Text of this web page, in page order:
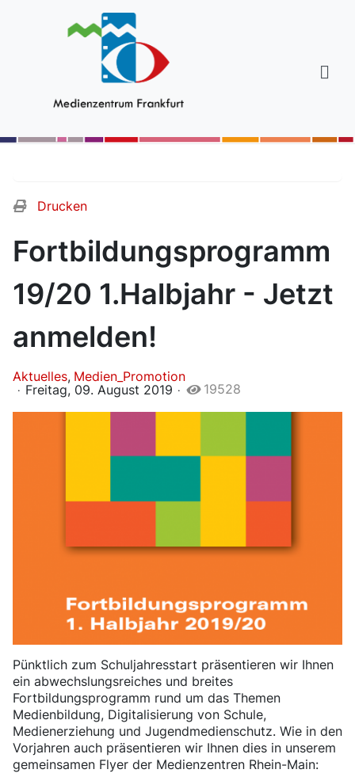
Drucken
Fortbildungsprogramm
19/20 1.Halbjahr - Jetzt
anmelden!
Aktuelles Medien_Promotion
Freitag, 09. August 2019
19528
​Pünktlich zum Schuljahresstart präsentieren wir Ihnen
ein abwechslungsreiches und breites
Fortbildungsprogramm rund um das Themen
Medienbildung, Digitalisierung von Schule,
Medienerziehung und Jugendmedienschutz. Wie in den
Vorjahren auch präsentieren wir Ihnen dies in unserem
gemeinsamen Flyer der Medienzentren Rhein-Main: